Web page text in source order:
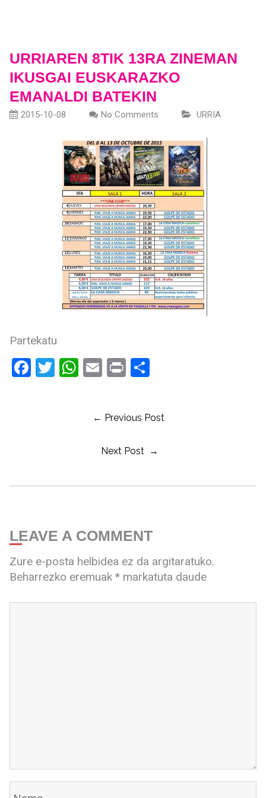
URRIAREN 8TIK 13RA ZINEMAN
IKUSGAI EUSKARAZKO
EMANALDI BATEKIN
2015-10-08 No Comments URRIA
Partekatu
Facebook
Twitter
WhatsApp
Email
PrintShare
← Previous Post
Next Post →
LEAVE A COMMENT
Zure e-posta helbidea ez da argitaratuko.
Beharrezko eremuak *markatuta daude